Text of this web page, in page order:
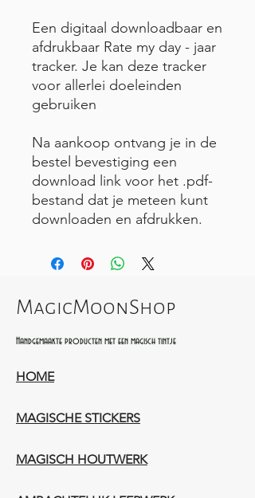
Een digitaal downloadbaar en
afdrukbaar Rate my day - jaar
tracker. Je kan deze tracker
voor allerlei doeleinden
gebruiken
Na aankoop ontvang je in de
bestel bevestiging een
download link voor het .pdf-
bestand dat je meteen kunt
downloaden en afdrukken.
MagicMoonShop
Handgemaakte producten met een magisch tintje
HOME
MAGISCHE STICKERS
MAGISCH HOUTWERK